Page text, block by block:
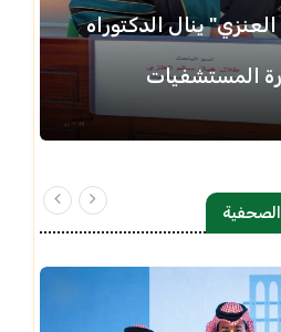
ينال الدكتوراه
الصحفية